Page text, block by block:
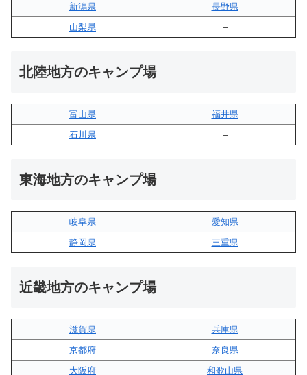
新潟県
長野県
山梨県
–
北陸地方のキャンプ場
富山県
福井県
石川県
–
東海地方のキャンプ場
岐阜県
愛知県
静岡県
三重県
近畿地方のキャンプ場
滋賀県
兵庫県
京都府
奈良県
大阪府
和歌山県